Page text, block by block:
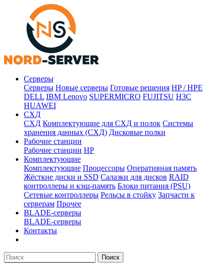
Серверы
Серверы Новые серверы Готовые решения HP / HPE
DELL IBM Lenovo SUPERMICRO FUJITSU H3C
HUAWEI
СХД
СХД Комплектующие для СХД и полок Системы
хранения данных (СХД) Дисковые полки
Рабочие станции
Рабочие станции HP
Комплектующие
Комплектующие Процессоры Оперативная память
Жёсткие диски и SSD Салазки для дисков RAID
контроллеры и кэш-память Блоки питания (PSU)
Сетевые контроллеры Рельсы в стойку Запчасти к
серверам Прочее
BLADE-серверы
BLADE-серверы
Контакты
Поиск